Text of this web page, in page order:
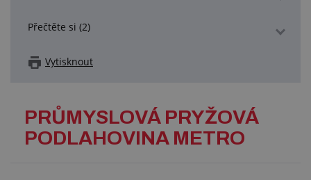
Přečtěte si (2)
Vytisknout
PRŮMYSLOVÁ PRYŽOVÁ
PODLAHOVINA METRO